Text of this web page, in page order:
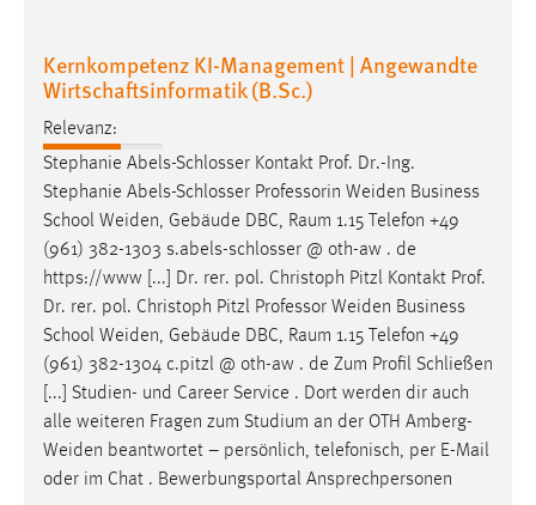
Kernkompetenz KI-Management | Angewandte
Wirtschaftsinformatik (B.Sc.)
Relevanz:
Stephanie Abels-Schlosser Kontakt Prof. Dr.-Ing.
Stephanie Abels-Schlosser Professorin Weiden Business
School Weiden, Gebäude DBC, Raum 1.15 Telefon +49
(961) 382-1303 s.abels-schlosser @ oth-aw . de
https://www [...] Dr. rer. pol. Christoph Pitzl Kontakt Prof.
Dr. rer. pol. Christoph Pitzl Professor Weiden Business
School Weiden, Gebäude DBC, Raum 1.15 Telefon +49
(961) 382-1304 c.pitzl @ oth-aw . de Zum Profil Schließen
[...] Studien- und Career Service . Dort werden dir auch
alle weiteren Fragen zum Studium an der OTH Amberg-
Weiden beantwortet – persönlich, telefonisch, per E-Mail
oder im Chat . Bewerbungsportal Ansprechpersonen
Plattformen anzeigen zu können, werden von diesen
externen Medien Cookies gesetzt.
YouTube
Vimeo